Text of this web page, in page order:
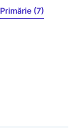
Primărie (7)